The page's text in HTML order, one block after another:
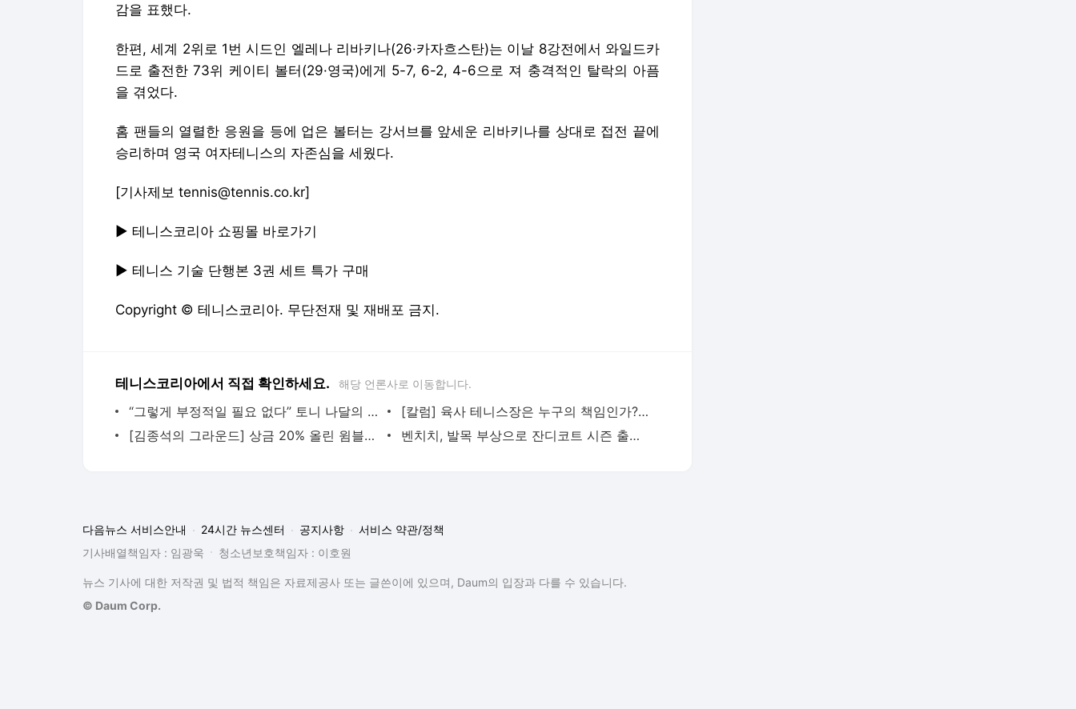
감을 표했다.
한편, 세계 2위로 1번 시드인 엘레나 리바키나(26·카자흐스탄)는 이날 8강전에서 와일드카
드로 출전한 73위 케이티 볼터(29·영국)에게 5-7, 6-2, 4-6으로 져 충격적인 탈락의 아픔
을 겪었다.
홈 팬들의 열렬한 응원을 등에 업은 볼터는 강서브를 앞세운 리바키나를 상대로 접전 끝에
승리하며 영국 여자테니스의 자존심을 세웠다.
[기사제보 tennis@tennis.co.kr]
▶ 테니스코리아 쇼핑몰 바로가기
▶ 테니스 기술 단행본 3권 세트 특가 구매
Copyright © 테니스코리아. 무단전재 및 재배포 금지.
테니스코리아에서 직접 확인하세요. 해당 언론사로 이동합니다.
“그렇게 부정적일 필요 없다” 토니 나달의 한마디가 바꾼 즈베레프의 운명 - 테니스코리아
[칼럼] 육사 테니스장은 누구의 책임인가? - 테니스코리아
[김종석의 그라운드] 상금 20% 올린 윔블던, 그래도 선수들은 왜 웃지 못하나 - 테니스코리아
벤치치, 발목 부상으로 잔디코트 시즌 출발 연기...런던, 베를린 대회 기권 - 테니스코리아
다음뉴스 서비스안내 24시간 뉴스센터 공지사항
서비스 약관/정책
기사배열책임자 : 임광욱
청소년보호책임자 : 이호원
뉴스 기사에 대한 저작권 및 법적 책임은 자료제공사 또는 글쓴이에 있으며, Daum의 입장과 다를 수 있습니다.
© Daum Corp.